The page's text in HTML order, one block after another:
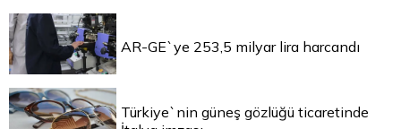
AR-GE`ye 253,5 milyar lira harcandı
Türkiye`nin güneş gözlüğü ticaretinde